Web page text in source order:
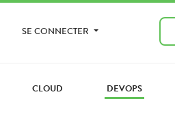
SE CONNECTER
CLOUD DEVOPS